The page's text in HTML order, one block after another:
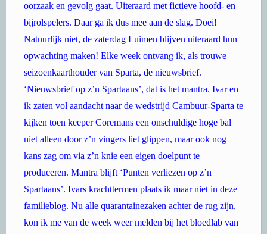
oorzaak en gevolg gaat. Uiteraard met fictieve hoofd- en
bijrolspelers. Daar ga ik dus mee aan de slag. Doei!
Natuurlijk niet, de zaterdag Luimen blijven uiteraard hun
opwachting maken! Elke week ontvang ik, als trouwe
seizoenkaarthouder van Sparta, de nieuwsbrief.
‘Nieuwsbrief op z’n Spartaans’, dat is het mantra. Ivar en
ik zaten vol aandacht naar de wedstrijd Cambuur-Sparta te
kijken toen keeper Coremans een onschuldige hoge bal
niet alleen door z’n vingers liet glippen, maar ook nog
kans zag om via z’n knie een eigen doelpunt te
produceren. Mantra blijft ‘Punten verliezen op z’n
Spartaans’. Ivars krachttermen plaats ik maar niet in deze
familieblog. Nu alle quarantainezaken achter de rug zijn,
kon ik me van de week weer melden bij het bloedlab van